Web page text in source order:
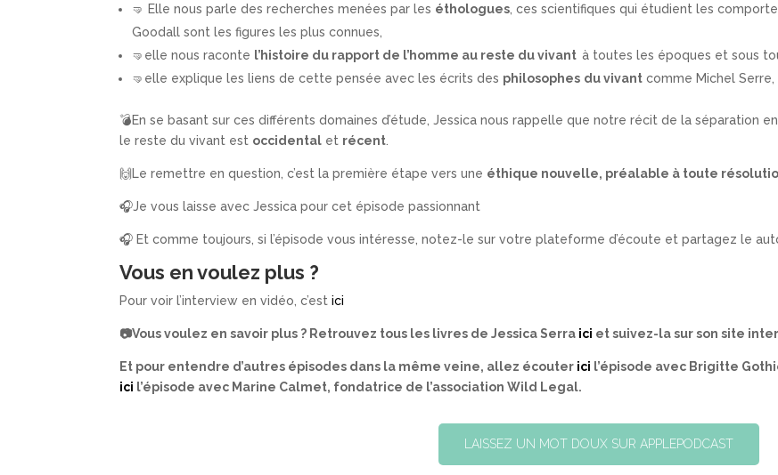
🤜 Elle nous parle des recherches menées par les éthologues , ces scientifiques qui étudient les
Goodall sont les figures les plus connues,
🤜elle nous raconte l’histoire du rapport de l’homme au reste du vivantà toutes les époques et sous
🤜elle explique les liens de cette pensée avec les écrits des philosophes du vivant comme Michel
💣En se basant sur ces différents domaines d’étude, Jessica nous rappelle que notre récit de la séparation
le reste du vivant est occidental et récent
🙌Le remettre en question, c’est la première étape vers une éthique nouvelle, préalable à toute
🎧Je vous laisse avec Jessica pour cet épisode passionnant
🎧 Et comme toujours, si l’épisode vous intéresse, notez-le sur votre plateforme d’écoute et partagez le
Vous en voulez plus ?
Pour voir l’interview en vidéo, c’estici
📷Vous voulez en savoir plus ? Retrouvez tous les livres de Jessica Serra ici et suivez-la sur son site
Et pour entendre d’autres épisodes dans la même veine, allez écouter ici l’épisode avec Brigitte
ici l’épisode avec Marine Calmet, fondatrice de l’association Wild Legal.
LAISSEZ UN MOT DOUX SUR APPLEPODCAST